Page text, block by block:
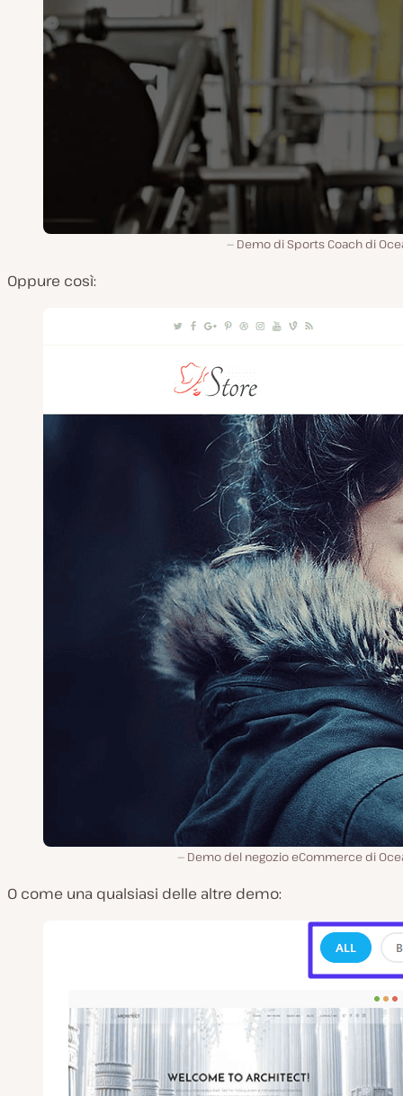
Demo di Sports Coach di
Oppure così:
Demo del negozio eCommerce di
O come una qualsiasi delle altre demo: